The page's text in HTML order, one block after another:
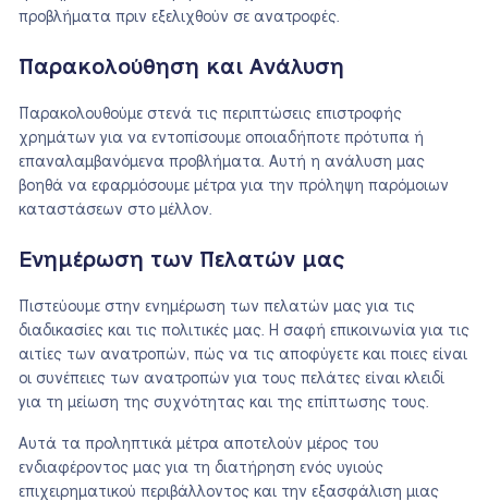
προβλήματα πριν εξελιχθούν σε ανατροφές.
Παρακολούθηση και Ανάλυση
Παρακολουθούμε στενά τις περιπτώσεις επιστροφής
χρημάτων για να εντοπίσουμε οποιαδήποτε πρότυπα ή
επαναλαμβανόμενα προβλήματα. Αυτή η ανάλυση μας
βοηθά να εφαρμόσουμε μέτρα για την πρόληψη παρόμοιων
καταστάσεων στο μέλλον.
Ενημέρωση των Πελατών μας
Πιστεύουμε στην ενημέρωση των πελατών μας για τις
διαδικασίες και τις πολιτικές μας. Η σαφή επικοινωνία για τις
αιτίες των ανατροπών, πώς να τις αποφύγετε και ποιες είναι
οι συνέπειες των ανατροπών για τους πελάτες είναι κλειδί
για τη μείωση της συχνότητας και της επίπτωσης τους.
Αυτά τα προληπτικά μέτρα αποτελούν μέρος του
ενδιαφέροντος μας για τη διατήρηση ενός υγιούς
επιχειρηματικού περιβάλλοντος και την εξασφάλιση μιας